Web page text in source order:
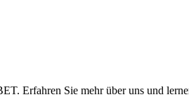
Erfahren Sie mehr über uns und